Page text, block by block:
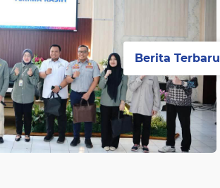
Berita Terbaru